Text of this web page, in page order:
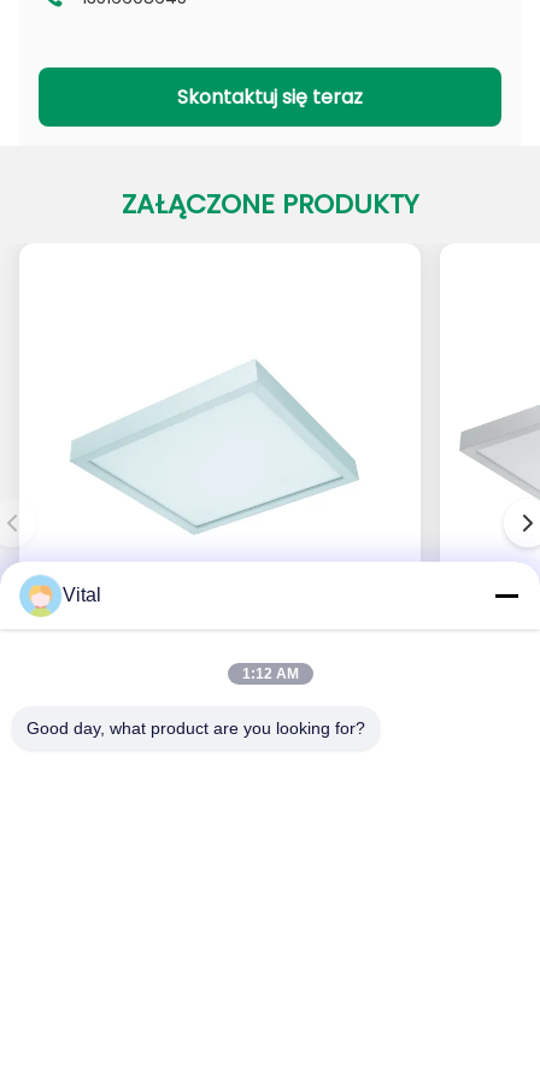
Seria PADL
Seria PACL
Skontaktuj się teraz
ZAŁĄCZONE PRODUKTY
Najlepszą cenę
Vital
1:12 AM
Good day, what product are you looking for?